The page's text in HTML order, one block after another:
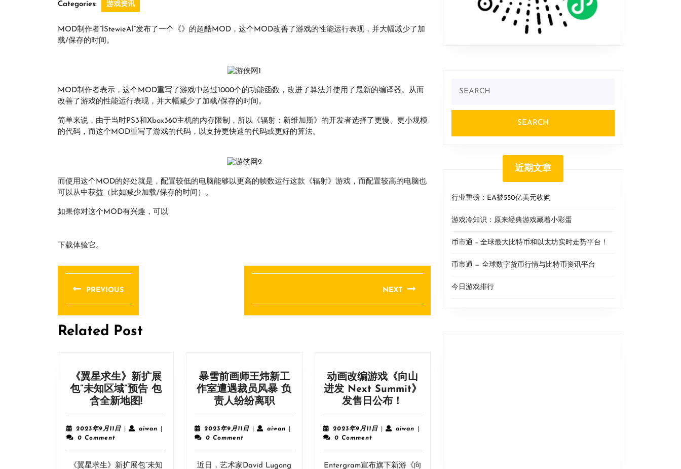
Categories: 游戏资讯
MOD制作者“lStewieAl”发布了一个《》的超酷MOD，这个MOD改善了游戏的性能运行表现，并大幅减少了加
载/保存的时间。
MOD制作者表示，这个MOD重写了游戏中超过1000个的功能函数，改进了算法并使用了最新的编译器。从而
改善了游戏的性能运行表现，并大幅减少了加载/保存的时间。
简单来说，由于当时PS3和Xbox360主机的内存限制，所以《辐射：新维加斯》的开发者选择了更慢、更小规模
的代码，而这个MOD重写了游戏的代码，以支持更快速的代码或更好的算法。
而使用这个MOD的好处就是，配置较低的电脑能够以更高的帧数运行这款《辐射》游戏，而配置较高的电脑也
可以从中获益（比如减少加载/保存的时间）。
如果你对这个MOD有兴趣，可以
下载体验它。
文
章
导
航
PREVIOUS
post:
NEXT
post:
Related Post
《翼星求生》新扩展
包”未知区域”预告 包
含全新地图!《翼
星
求
新
扩
2023年9月11日2023
11
aiwanaiwan
0 Comment
《翼星求生》新扩展包“未知
暴雪前画师王炜新工
作室遭遇裁员风暴 负
责人纷纷离职暴
雪
前
师
王
2023年9月11日2023
11
aiwan
0 Comment
近日，艺术家David Lugong
动画改编游戏《向山
进发 Next Summit》
发售日公布！
画
改
游
戏
2023年9月11日2023
11
aiwanaiwan
0 Comment
Entergram宣布旗下新游《向
for:
近期文章
行业重磅：EA被550亿美元收购
游戏冷知识：原来经典游戏藏着小彩蛋
币市通 – 全球最大比特币和以太坊实时走势平台！
币市通 — 全球数字货币行情与比特币资讯平台
今日游戏排行